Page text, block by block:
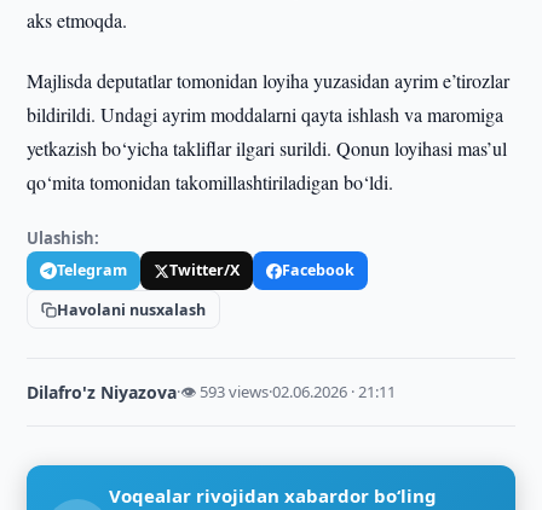
aks etmoqda.
Majlisda deputatlar tomonidan loyiha yuzasidan ayrim e’tirozlar
bildirildi. Undagi ayrim moddalarni qayta ishlash va maromiga
yetkazish bo‘yicha takliflar ilgari surildi. Qonun loyihasi mas’ul
qo‘mita tomonidan takomillashtiriladigan bo‘ldi.
Ulashish:
Telegram Twitter/X
Facebook
Havolani nusxalash
Dilafro'z Niyazova·👁 593 views·02.06.2026 · 21:11
Voqealar rivojidan xabardor bo‘ling